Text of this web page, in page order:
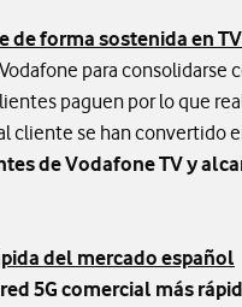
de forma sostenida en
para consolidarse
paguen por lo que
cliente se han convertido
de Vodafone TV y
del mercado español
5G comercial más